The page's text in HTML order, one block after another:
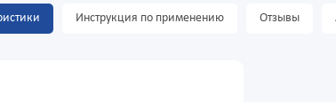
Инструкция по применению Отзывы